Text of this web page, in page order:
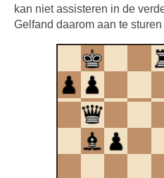
kan niet assisteren in de
Gelfand daarom aan te